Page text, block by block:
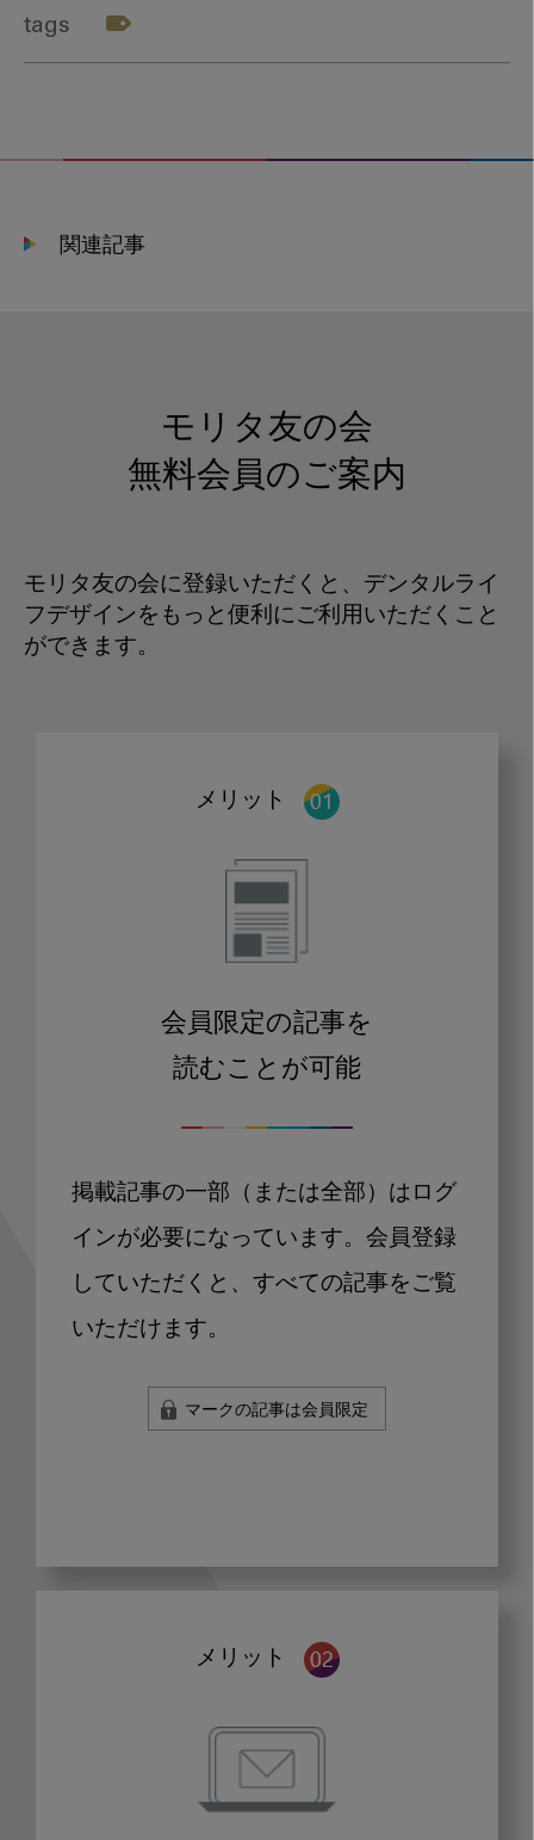
tags
関連記事
モリタ友の会
無料会員のご案内
モリタ友の会に登録いただくと、デンタルライ
フデザインをもっと便利にご利用いただくこと
ができます。
メリット
会員限定の記事を
読むことが可能
掲載記事の一部（または全部）はログ
インが必要になっています。会員登録
していただくと、すべての記事をご覧
いただけます。
マークの記事は会員限定
メリット